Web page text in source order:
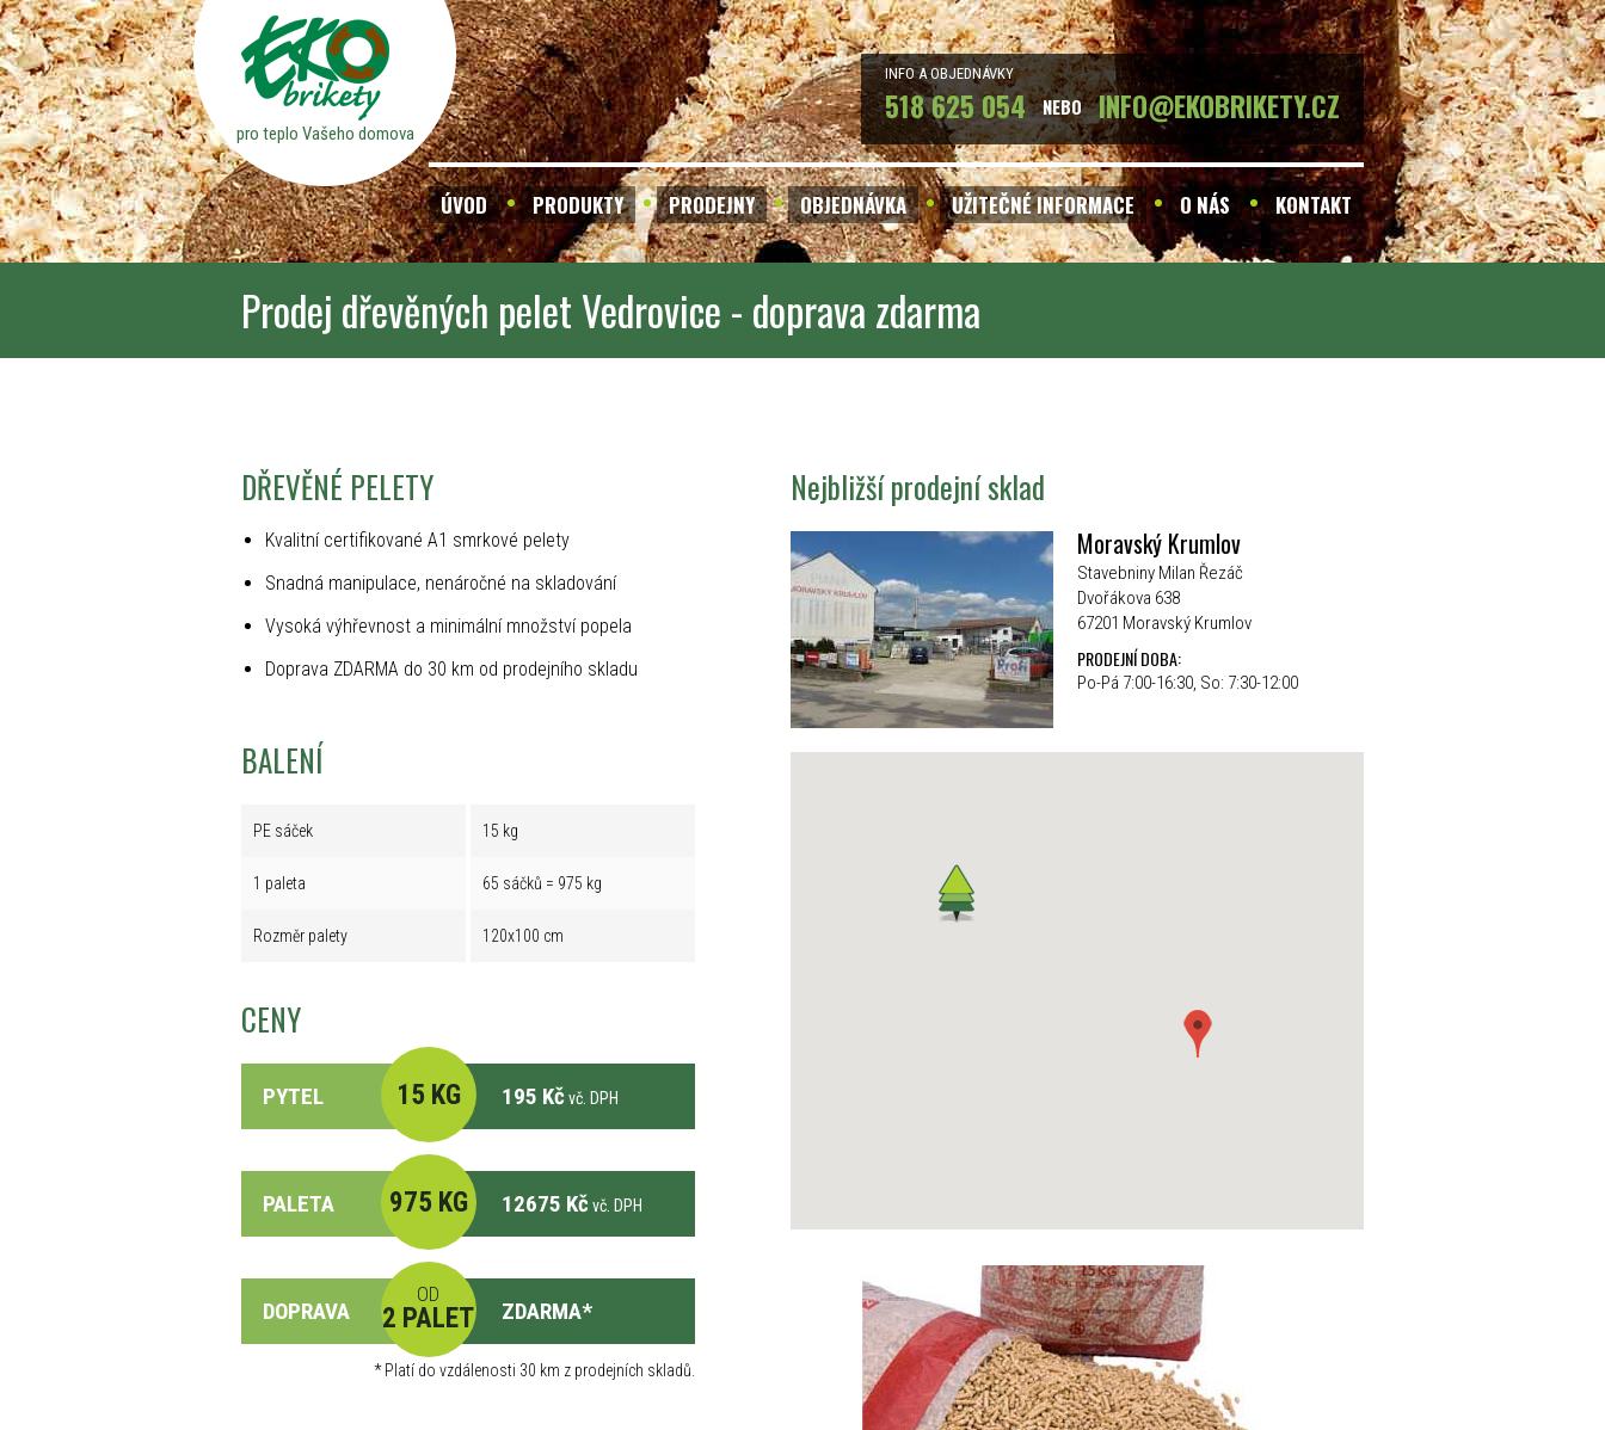
pro teplo Vašeho domova
INFO A OBJEDNÁVKY
518 625 054 NEBO INFO@EKOBRIKETY.CZ
ÚVOD PRODUKTY PRODEJNY OBJEDNÁVKA UŽITEČNÉ INFORMACE O NÁS KONTAKT
Prodej dřevěných pelet Vedrovice - doprava zdarma
DŘEVĚNÉ PELETY
Kvalitní certifikované A1 smrkové pelety
Snadná manipulace, nenáročné na skladování
Vysoká výhřevnost a minimální množství popela
Doprava ZDARMA do 30 km od prodejního skladu
BALENÍ
PE sáček 15 kg
1 paleta 65 sáčků = 975 kg
Rozměr palety 120x100 cm
CENY
PYTEL 15 KG 195 Kč vč. DPH
PALETA 975 KG 12675 Kč vč. DPH
DOPRAVA
OD
2 PALET ZDARMA*
*Platí do vzdálenosti 30 km z prodejních skladů.
Nejbližší prodejní sklad
Moravský Krumlov
Stavebniny Milan Řezáč
Dvořákova 638
67201 Moravský Krumlov
PRODEJNÍ DOBA:
Po-Pá 7:00-16:30, So: 7:30-12:00